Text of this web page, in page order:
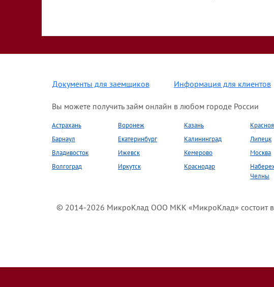
Документы для заемщиков Информация для клиентов
Вы можете получить займ онлайн в любом городе России
Астрахань
Барнаул
Владивосток
Волгоград
Воронеж
Екатеринбург
Ижевск
Иркутск
Казань
Калининград
Кемерово
Краснодар
Липецк
Москва
Челны
© 2014-2026 МикроКлад ООО МКК «МикроКлад» состоит в